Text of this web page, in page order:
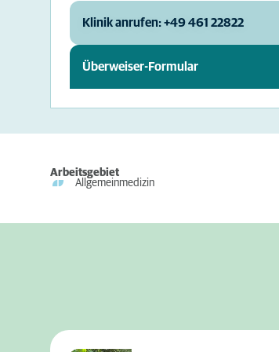
Klinik anrufen: +49 461 22822
Überweiser-Formular
Arbeitsgebiet
Allgemeinmedizin